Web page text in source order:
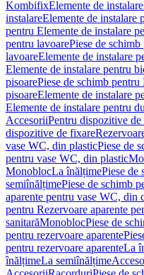
KombifixElemente de instalare
instalareElemente de instalare
pentru Elemente de instalare
pentru lavoarePiese de
lavoareElemente de instalare
Elemente de instalare pentru
pisoarePiese de schimb pentru
pisoareElemente de instalare
Elemente de instalare pentru
AccesoriiPentru dispozitive
dispozitive de fixare
vase WC, din plasticPiese de
pentru vase WC, din plastic
MonoblocLa înălțimePiese de
semiînălțimePiese de schimb
aparente pentru vase WC, din
pentru Rezervoare aparente
sanitarăMonoblocPiese de
pentru rezervoare aparente
pentru rezervoare aparenteLa
înălțimeLa semiînălțime